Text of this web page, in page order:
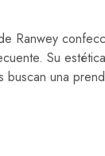
Ranwey
Su
buscan una